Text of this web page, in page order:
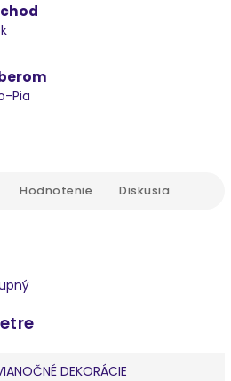
Pia
Hodnotenie Diskusia
DEKORÁCIE